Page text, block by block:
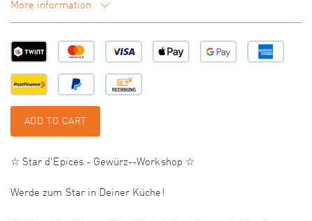
More information
ADD TO CART
☆ Star d'Epices - Gewürz--Workshop ☆
Werde zum Star in Deiner Küche!